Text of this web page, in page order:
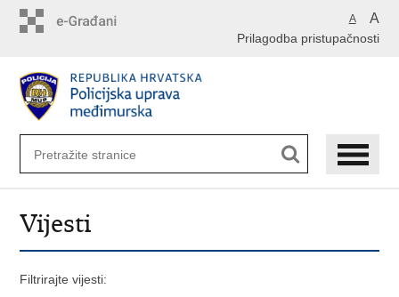
A A
Prilagodba pristupačnosti
Vijesti
Filtrirajte vijesti: